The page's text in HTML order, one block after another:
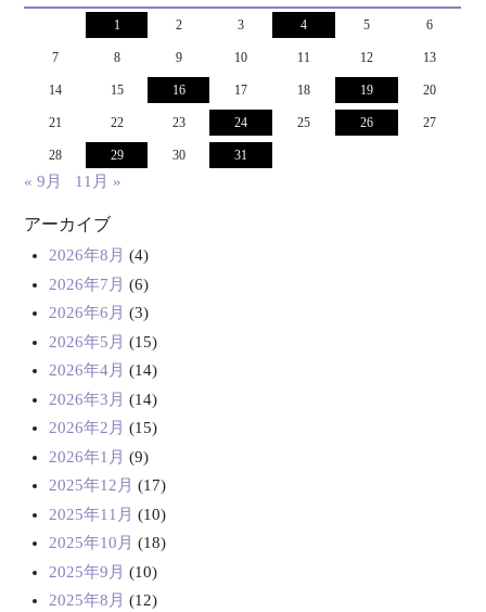
1 2 3 4 5 6
7 8 9 10 11 12 13
14 15 16 17 18 19 20
21 22 23 24 25 26 27
28 29 30 31
« 9月 11月 »
アーカイブ
2026年8月 (4)
2026年7月 (6)
2026年6月 (3)
2026年5月 (15)
2026年4月 (14)
2026年3月 (14)
2026年2月 (15)
2026年1月 (9)
2025年12月 (17)
2025年11月 (10)
2025年10月 (18)
2025年9月 (10)
2025年8月 (12)